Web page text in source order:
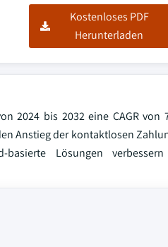
Kostenloses PDF
Herunterladen
2024 bis 2032 eine CAGR von
Anstieg der kontaktlosen
basierte Lösungen